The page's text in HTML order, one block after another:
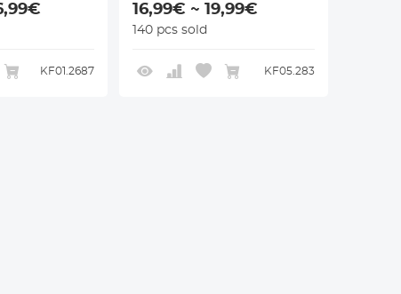
KF01.2687
16,99€ ~ 19,99€
140 pcs sold
KF05.283